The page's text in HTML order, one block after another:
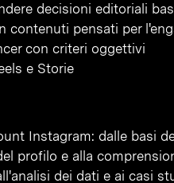
decisioni editoriali
contenuti pensati per
con criteri oggettivi
e Storie
Instagram: dalle basi
profilo e alla
dei dati e ai casi